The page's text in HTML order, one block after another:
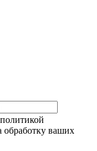
обработку ваших